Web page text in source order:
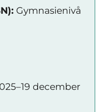
Gymnasienivå
december